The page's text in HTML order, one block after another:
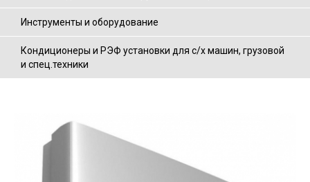
Инструменты и оборудование
Кондиционеры и РЭФ установки для с/х машин, грузовой
и спец.техники